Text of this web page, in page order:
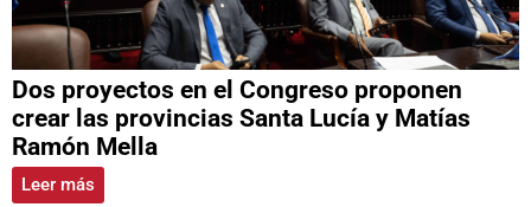
Dos proyectos en el Congreso proponen
crear las provincias Santa Lucía y Matías
Ramón Mella
Leer más